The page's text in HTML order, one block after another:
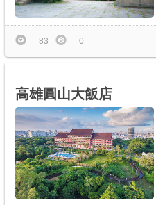
83 0
高雄圓山大飯店